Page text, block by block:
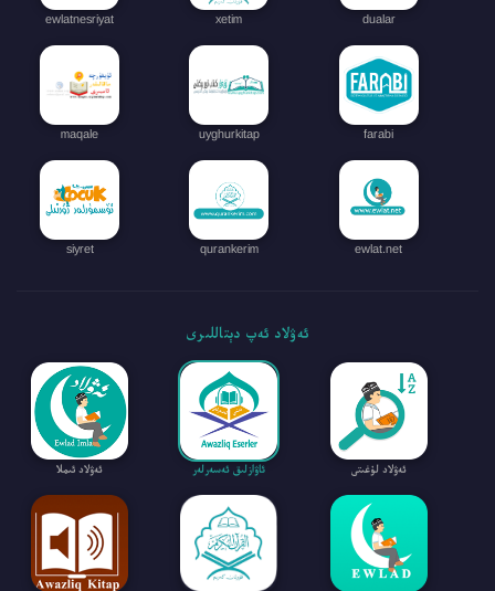
ewlatnesriyat xetim dualar
maqale uyghurkitap farabi
siyret qurankerim ewlat.net
ئەۋلاد ئەپ دېتاللىرى
ئەۋلاد ئىملا ئاۋازلىق ئەسەرلەر ئەۋلاد لۇغىتى